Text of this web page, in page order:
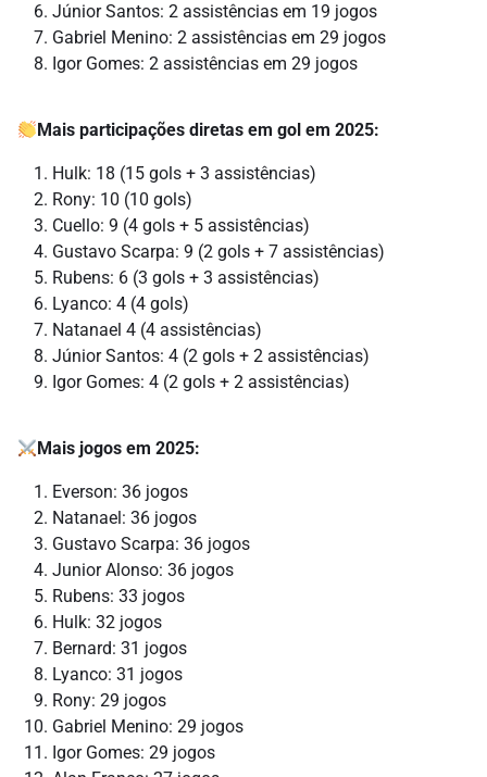
Júnior Santos: 2 assistências em 19 jogos
Gabriel Menino: 2 assistências em 29 jogos
Igor Gomes: 2 assistências em 29 jogos
Mais participações diretas em gol em 2025:
Hulk: 18 (15 gols + 3 assistências)
Rony: 10 (10 gols)
Cuello: 9 (4 gols + 5 assistências)
Gustavo Scarpa: 9 (2 gols + 7 assistências)
Rubens: 6 (3 gols + 3 assistências)
Lyanco: 4 (4 gols)
Natanael 4 (4 assistências)
Júnior Santos: 4 (2 gols + 2 assistências)
Igor Gomes: 4 (2 gols + 2 assistências)
Mais jogos em 2025:
Everson: 36 jogos
Natanael: 36 jogos
Gustavo Scarpa: 36 jogos
Junior Alonso: 36 jogos
Rubens: 33 jogos
Hulk: 32 jogos
Bernard: 31 jogos
Lyanco: 31 jogos
Rony: 29 jogos
Gabriel Menino: 29 jogos
Igor Gomes: 29 jogos